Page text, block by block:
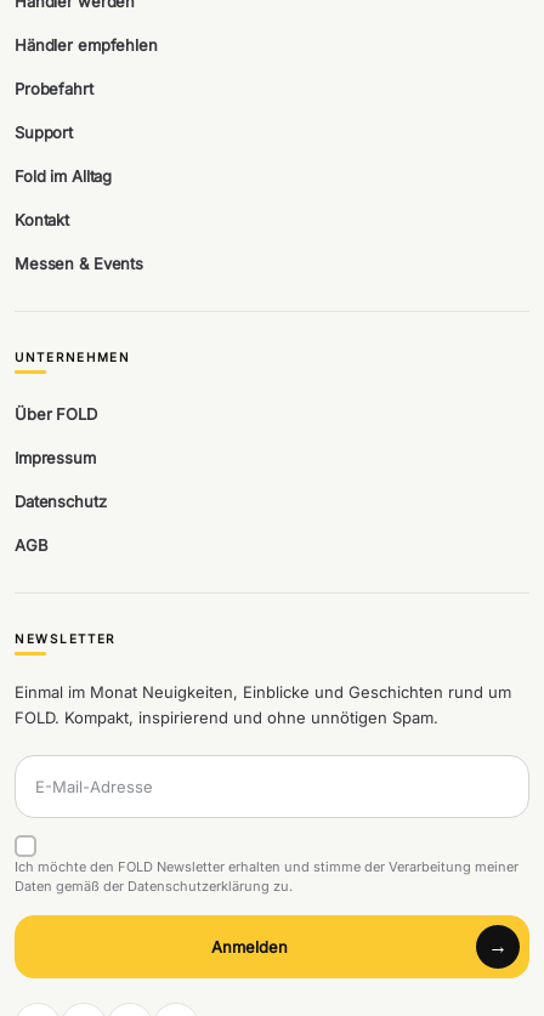
Händler empfehlen
Probefahrt
Support
Fold im Alltag
Kontakt
Messen & Events
UNTERNEHMEN
Über FOLD
Impressum
Datenschutz
AGB
NEWSLETTER
Einmal im Monat Neuigkeiten, Einblicke und Geschichten rund um
FOLD. Kompakt, inspirierend und ohne unnötigen Spam.
Ich möchte den FOLD Newsletter erhalten und stimme der Verarbeitung meiner
Daten gemäß der Datenschutzerklärung zu.
Anmelden